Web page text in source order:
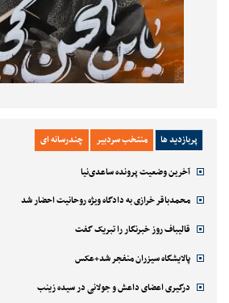
پربازدید ها منتخب سردبیر چندرسانه ای
آخرین وضعیت پرونده ساعدی‌نیا
محمدباقر خرازی به دادگاه ویژه روحانیت احضار شد
قالیباف روز خبرنگار را تبریک گفت
پالایشگاه سیزران منفجر شد+عکس
درگیری اعضای داعش و جولانی در سیده زینب